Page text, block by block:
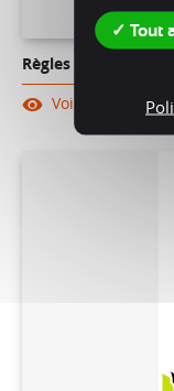
Règles techniques
Voir
Tout